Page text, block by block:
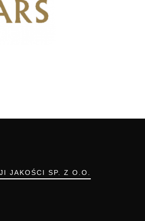
JAKOŚCI SP. Z O.O.